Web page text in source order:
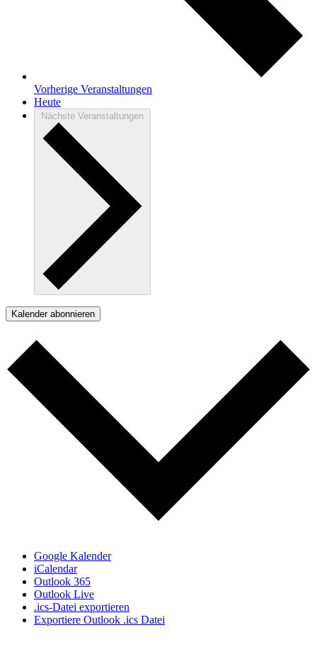
Vorherige Veranstaltungen
Heute
Nächste Veranstaltungen
Kalender abonnieren
Google Kalender
iCalendar
Outlook 365
Outlook Live
.ics-Datei exportieren
Exportiere Outlook .ics Datei